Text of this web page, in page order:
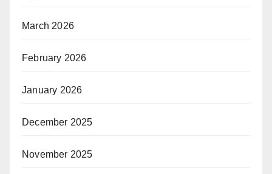
March 2026
February 2026
January 2026
December 2025
November 2025